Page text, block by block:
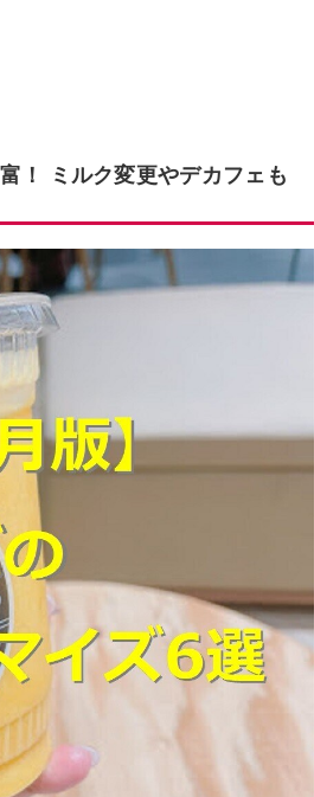
！ ミルク変更やデカフェも